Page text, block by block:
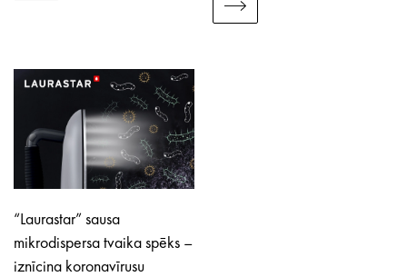
“Laurastar” sausa
mikrodispersa tvaika spēks –
iznīcina koronavīrusu